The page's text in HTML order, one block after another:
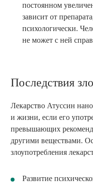
постоянном
зависит от
психологически.
не может с ней
Последствия
Лекарство Атуссин
и жизни, если его
превышающих
другими веществами.
злоупотребления
Развитие